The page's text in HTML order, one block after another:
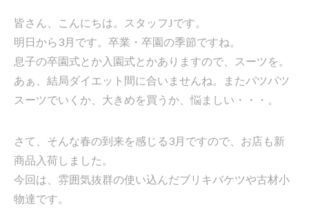
皆さん、こんにちは。スタッフJです。
明日から3月です。卒業・卒園の季節ですね。
息子の卒園式とか入園式とかありますので、スーツを。
あぁ、結局ダイエット間に合いませんね。またパツパツ
スーツでいくか、大きめを買うか、悩ましい・・・。
さて、そんな春の到来を感じる3月ですので、お店も新
商品入荷しました。
今回は、雰囲気抜群の使い込んだブリキバケツや古材小
物達です。